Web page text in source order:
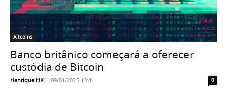
Altcoins
Banco britânico começará a oferecer
custódia de Bitcoin
Henrique HK - 09/01/2025 13:41 0